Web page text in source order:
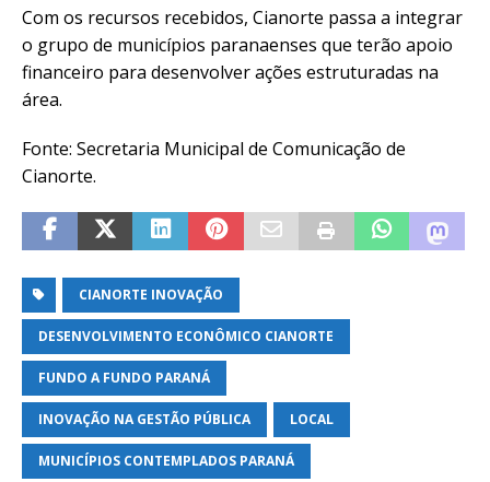
Com os recursos recebidos, Cianorte passa a integrar
o grupo de municípios paranaenses que terão apoio
financeiro para desenvolver ações estruturadas na
área.
Fonte: Secretaria Municipal de Comunicação de
Cianorte.
CIANORTE INOVAÇÃO
DESENVOLVIMENTO ECONÔMICO CIANORTE
FUNDO A FUNDO PARANÁ
INOVAÇÃO NA GESTÃO PÚBLICA LOCAL
MUNICÍPIOS CONTEMPLADOS PARANÁ